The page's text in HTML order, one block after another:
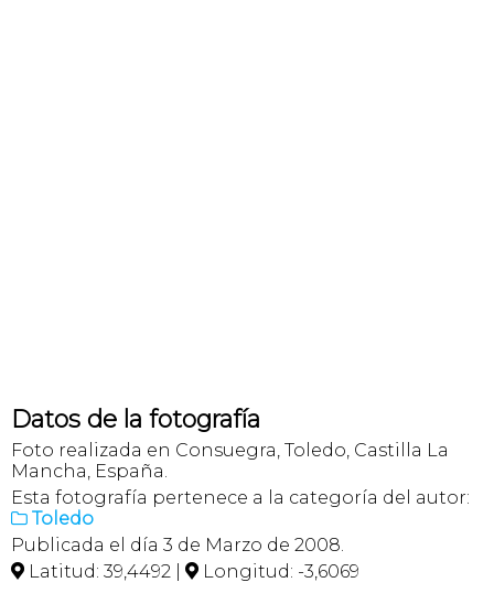
Datos de la fotografía
Foto realizada en Consuegra, Toledo, Castilla La
Mancha, España.
Esta fotografía pertenece a la categoría del autor:
 Toledo
Publicada el día 3 de Marzo de 2008.
 Latitud: 39,4492 |  Longitud: -3,6069